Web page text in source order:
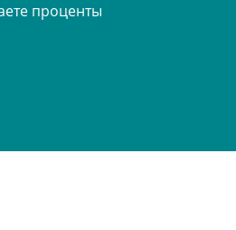
проценты